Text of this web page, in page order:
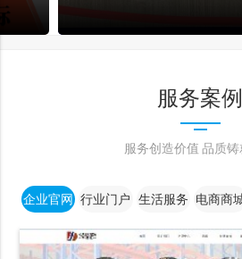
服务案例
服务创造价值 品质
企业官网 行业门户 生活服务 电商商